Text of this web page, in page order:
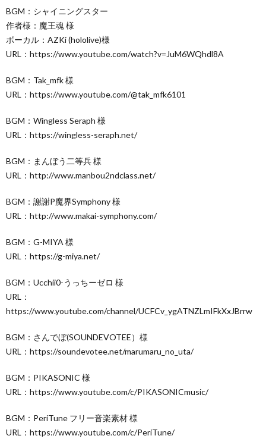
BGM：シャイニングスター
作者様：魔王魂 様
ボーカル：AZKi (hololive)様
URL：https://www.youtube.com/watch?v=JuM6WQhdl8A
BGM：Tak_mfk 様
URL：https://www.youtube.com/@tak_mfk6101
BGM：Wingless Seraph 様
URL：https://wingless-seraph.net/
BGM：まんぼう二等兵 様
URL：http://www.manbou2ndclass.net/
BGM：謝謝P魔界Symphony 様
URL：http://www.makai-symphony.com/
BGM：G-MIYA 様
URL：https://g-miya.net/
BGM：Ucchii0-うっちーゼロ 様
URL：
https://www.youtube.com/channel/UCFCv_ygATNZLmIFkXxJBrrw
BGM：さんでぼ(SOUNDEVOTEE）様
URL：https://soundevotee.net/marumaru_no_uta/
BGM：PIKASONIC 様
URL：https://www.youtube.com/c/PIKASONICmusic/
BGM：PeriTune フリー音楽素材 様
URL：https://www.youtube.com/c/PeriTune/